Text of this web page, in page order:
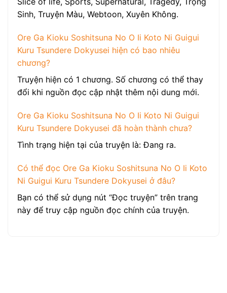
Sinh, Truyện Màu, Webtoon, Xuyên Không.
Ore Ga Kioku Soshitsuna No O Ii Koto Ni Guigui
Kuru Tsundere Dokyusei hiện có bao nhiêu
chương?
Truyện hiện có 1 chương. Số chương có thể thay
đổi khi nguồn đọc cập nhật thêm nội dung mới.
Ore Ga Kioku Soshitsuna No O Ii Koto Ni Guigui
Kuru Tsundere Dokyusei đã hoàn thành chưa?
Tình trạng hiện tại của truyện là: Đang ra.
Có thể đọc Ore Ga Kioku Soshitsuna No O Ii Koto
Ni Guigui Kuru Tsundere Dokyusei ở đâu?
Bạn có thể sử dụng nút “Đọc truyện” trên trang
này để truy cập nguồn đọc chính của truyện.